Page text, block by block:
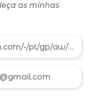
as minhas
https://www.amazon.com/-/pt/gp/aw/d/6501538955/ref=tmm_hrd_swatch_0?ie=UTF8&dib_tag=se&dib=eyJ2IjoiMSJ9.pkek1TQFz4w7QSg7ptBCyu_TCvoxOzkEo_FWeCTuTnH1rpD8-yOtsAJGffpNlPLNlwTyJoU0asVmZBLU2OSas3YyLcZJHUJrepui7hzpSrtsj950gr5UgJqcuOmONINWYV407g0NPYfHAXs5Z8Apn8JW9AmFNkUf3AiC-PI8ZW63T9UTQz_apeiJWM9RXkBPePwYeHuxlUH7peQNJYJSCQ.cpAXQXgad47k-DsMyl-oUVtz5PbiiikX0E_kfN2e_H8&qid=1751289406&sr=8-1